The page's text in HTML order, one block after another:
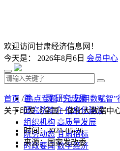
欢迎访问甘肃经济信息网！
今天是： 2026年8月6日 会员中心
首 页 研究成果
研究院简介 信息化建设
组织机构 高质量发展
院务动态 甘肃招标
时政要闻 数字经济
首页 /热点专题/“上云用数赋智”
关于印发《全国一体化大数据中
时间：2021-05-26
来源：国家发改委